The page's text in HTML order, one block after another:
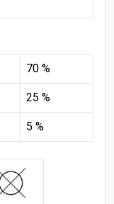
70 %
25 %
5 %